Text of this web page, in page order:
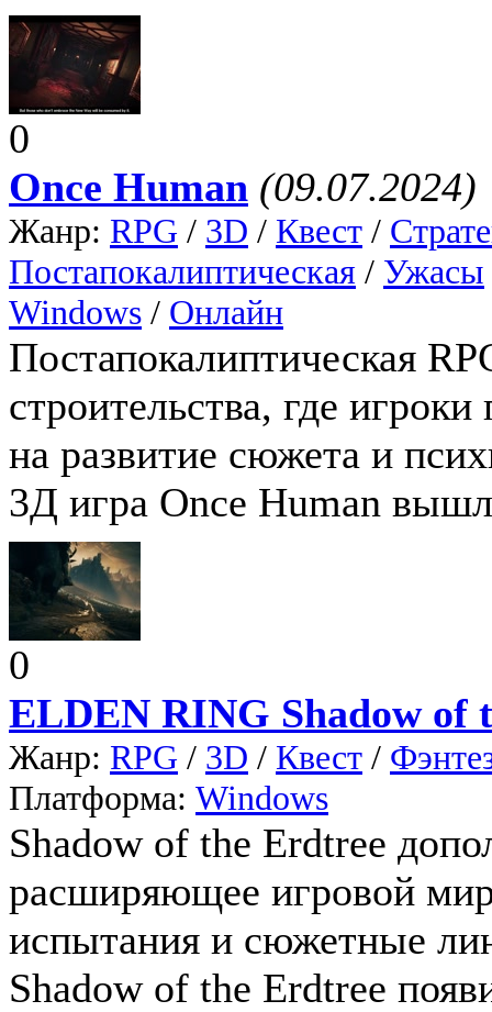
0
Once Human (09.07.2024)
Жанр: RPG / 3D / Квест /
Постапокалиптическая / Ужасы
Windows / Онлайн
Постапокалиптическая
строительства, где
на развитие сюжета и
3Д игра Once Human
0
ELDEN RING Shadow of
Жанр: RPG / 3D / Квест /
Платформа: Windows
Shadow of the Erdtree
расширяющее игровой
испытания и сюжетные
Shadow of the Erdtree